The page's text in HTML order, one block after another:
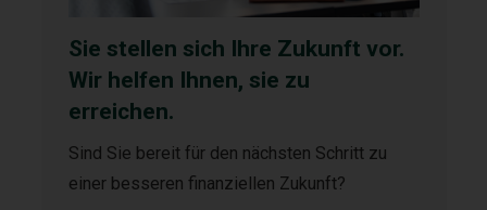
Sie stellen sich Ihre Zukunft vor.
Wir helfen Ihnen, sie zu
erreichen.
Sind Sie bereit für den nächsten Schritt zu
einer besseren finanziellen Zukunft?